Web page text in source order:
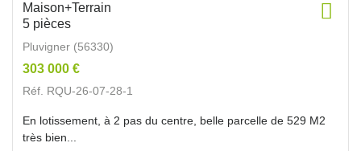
Maison+Terrain
5 pièces
Pluvigner (56330)
303 000 €
Réf. RQU-26-07-28-1
En lotissement, à 2 pas du centre, belle parcelle de 529 M2
très bien...